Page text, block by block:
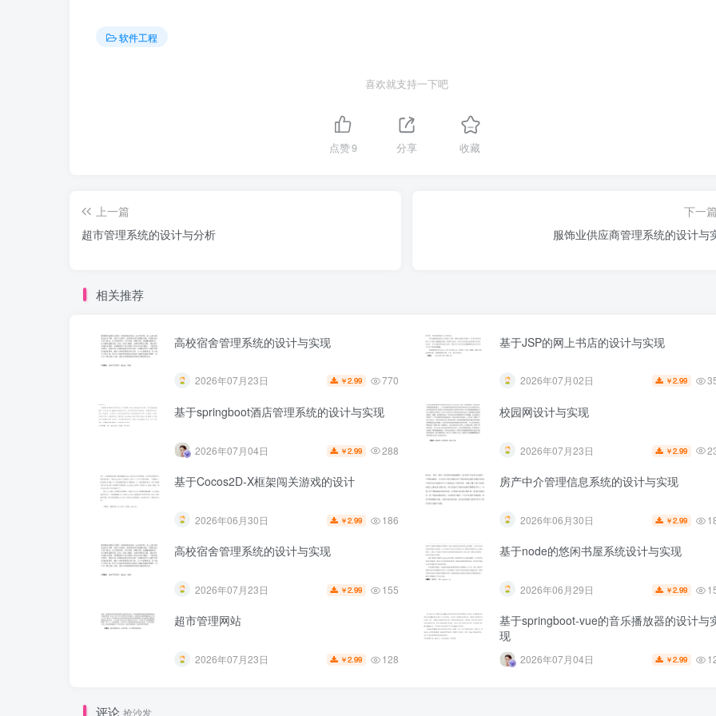
软件工程
喜欢就支持一下吧
点赞9 分享 收藏
上一篇
超市管理系统的设计与分析
下一
服饰业供应商管理系统的设计与
相关推荐
高校宿舍管理系统的设计与实现
2026年07月23日 ￥2.99 770
基于JSP的网上书店的设计与实现
2026年07月02日 ￥2.99
基于springboot酒店管理系统的设计与实现
2026年07月04日 ￥2.99 288
校园网设计与实现
2026年07月23日 ￥2.99
基于Cocos2D-X框架闯关游戏的设计
2026年06月30日 ￥2.99 186
房产中介管理信息系统的设计与实现
2026年06月30日 ￥2.99
高校宿舍管理系统的设计与实现
2026年07月23日 ￥2.99 155
基于node的悠闲书屋系统设计与实现
2026年06月29日 ￥2.99
超市管理网站
2026年07月23日 ￥2.99 128
基于springboot-vue的音乐播放器的设计与
现
2026年07月04日 ￥2.99
评论 抢沙发